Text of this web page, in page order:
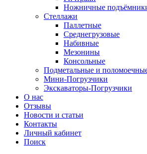
Ножничные
Стеллажи
Паллетные
Среднегрузовые
Набивные
Мезонины
Консольные
Подметальные и
Мини-Погрузчики
Экскаваторы-Погрузчики
О нас
Отзывы
Новости и статьи
Контакты
Личный кабинет
Поиск